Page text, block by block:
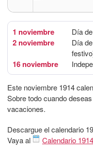
1 noviembre Día
2 noviembre
Día
16 noviembre
Este noviembre 1914
Sobre todo cuando
vacaciones.
Descargue el calendario
Vaya al
Calendario 1914